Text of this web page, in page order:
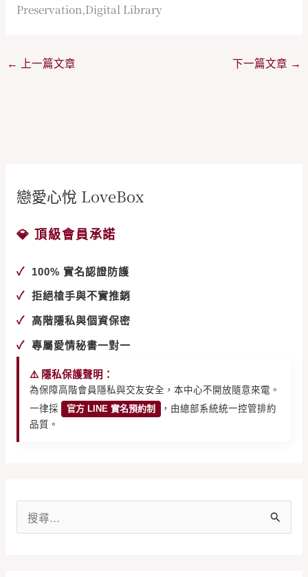
Preservation,Digital Library
← 上一篇文章 下一篇文章 →
戀愛心悅 LoveBox
💎 頂級會員承諾
✓ 100% 實名認證防護
✓ 拒絕槍手與不實推銷
✓ 高階隱私與個資保密
✓ 專屬愛情秘書一對一
⚠️ 隱私保護聲明：
為保障高階會員隱私與交友安全，本中心不開放隨意來電。
一律採
官方 LINE 實名預約制
，由總部系統統一控管排約
品質。